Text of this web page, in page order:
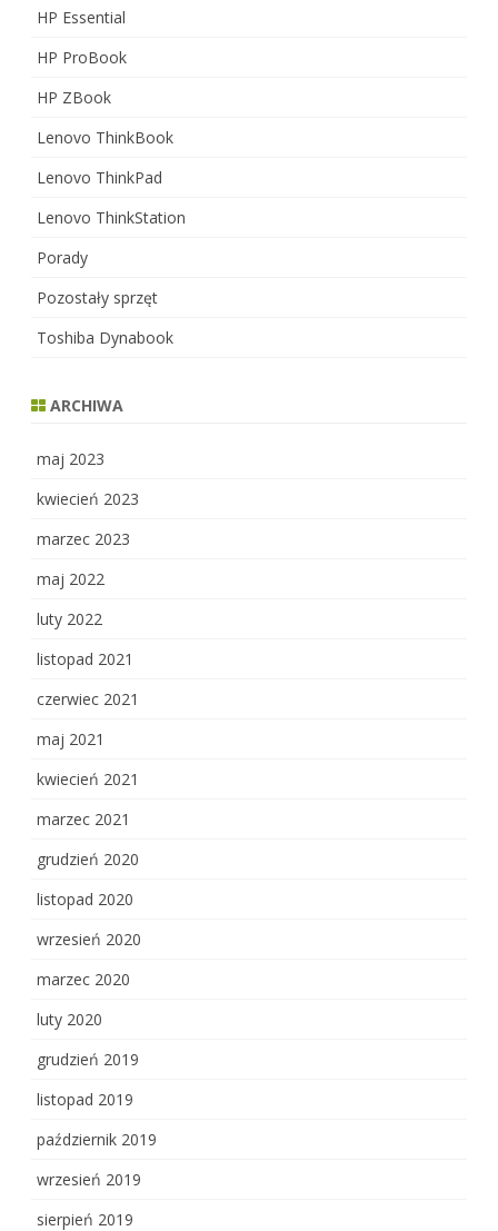
HP Essential
HP ProBook
HP ZBook
Lenovo ThinkBook
Lenovo ThinkPad
Lenovo ThinkStation
Porady
Pozostały sprzęt
Toshiba Dynabook
ARCHIWA
maj 2023
kwiecień 2023
marzec 2023
maj 2022
luty 2022
listopad 2021
czerwiec 2021
maj 2021
kwiecień 2021
marzec 2021
grudzień 2020
listopad 2020
wrzesień 2020
marzec 2020
luty 2020
grudzień 2019
listopad 2019
październik 2019
wrzesień 2019
sierpień 2019